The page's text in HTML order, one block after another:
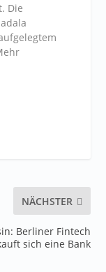
Die
NÄCHSTER
Berliner Fintech
sich eine Bank